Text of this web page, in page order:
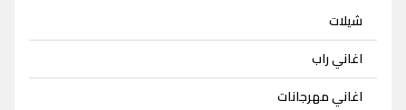
شيلات
اغاني راب
اغاني مهرجانات